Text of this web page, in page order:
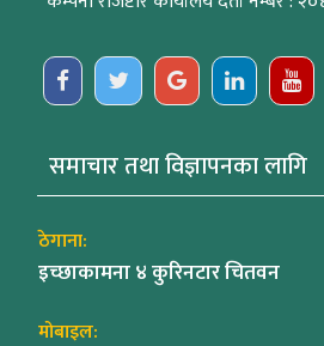
समाचार तथा विज्ञापनका लागि
ठेगाना:
इच्छाकामना ४ कुरिनटार चितवन
मोबाइल: